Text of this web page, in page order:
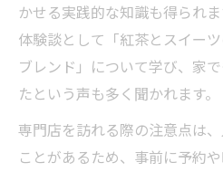
かせる実践的な知識も得られ
体験談として「紅茶とスイー
ブレンド」について学び、家
たという声も多く聞かれます。
専門店を訪れる際の注意点は
ことがあるため、事前に予約